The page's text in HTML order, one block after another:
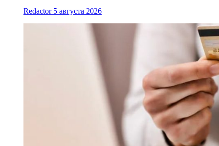
Redactor 5 августа 2026